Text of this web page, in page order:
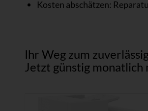
Kosten abschätzen:
Ihr Weg zum
Jetzt günstig monatlich